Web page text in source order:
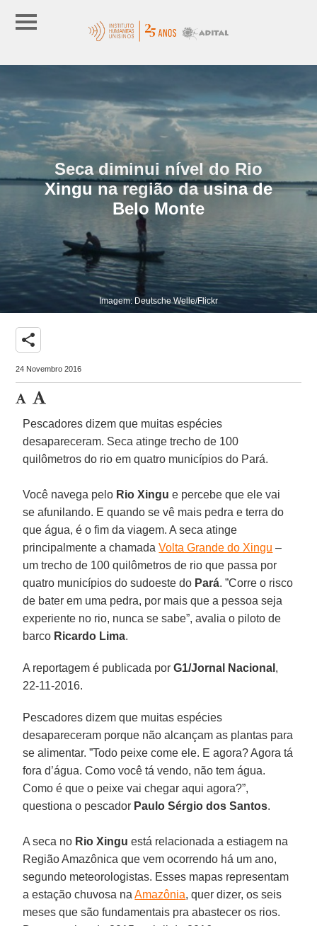
Seca diminui nível do Rio
Xingu na região da usina de
Belo Monte
Imagem: Deutsche Welle/Flickr
share
24 Novembro 2016
Pescadores dizem que muitas espécies
desapareceram. Seca atinge trecho de 100
quilômetros do rio em quatro municípios do Pará.
Você navega pelo Rio Xingu e percebe que ele vai
se afunilando. E quando se vê mais pedra e terra do
que água, é o fim da viagem. A seca atinge
principalmente a chamadaVolta Grande do Xingu –
um trecho de 100 quilômetros de rio que passa por
quatro municípios do sudoeste do Pará. ”Corre o risco
de bater em uma pedra, por mais que a pessoa seja
experiente no rio, nunca se sabe”, avalia o piloto de
barco Ricardo Lima.
A reportagem é publicada porG1/Jornal Nacional ,
22-11-2016.
Pescadores dizem que muitas espécies
desapareceram porque não alcançam as plantas para
se alimentar. ”Todo peixe come ele. E agora? Agora tá
fora d’água. Como você tá vendo, não tem água.
Como é que o peixe vai chegar aqui agora?”,
questiona o pescador Paulo Sérgio dos Santos.
A seca no Rio Xingu está relacionada a estiagem na
Região Amazônica que vem ocorrendo há um ano,
segundo meteorologistas. Esses mapas representam
a estação chuvosa naAmazônia, quer dizer, os seis
meses que são fundamentais pra abastecer os rios.